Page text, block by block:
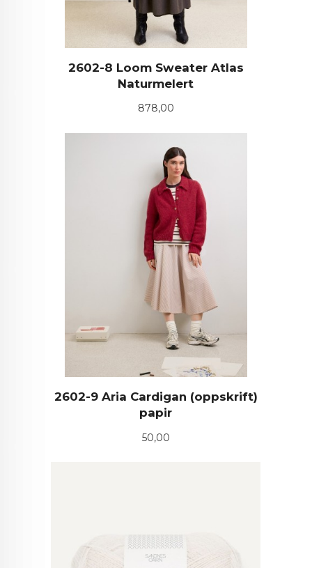
2602-8 Loom Sweater Atlas
Naturmelert
Pris
878,00
2602-9 Aria Cardigan (oppskrift)
papir
Pris
50,00